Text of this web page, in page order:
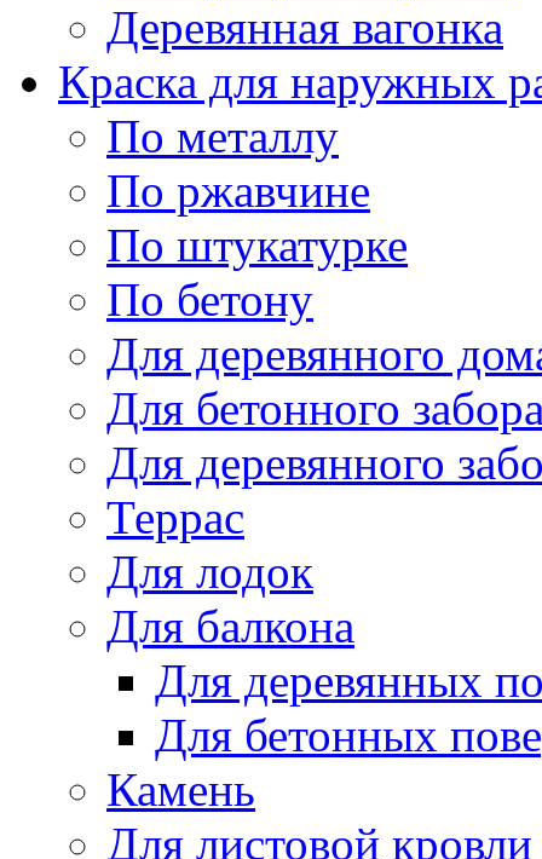
Деревянная вагонка
Краска для наружных
По металлу
По ржавчине
По штукатурке
По бетону
Для деревянного
Для бетонного
Для деревянного
Террас
Для лодок
Для балкона
Для деревянных
Для бетонных
Камень
Для листовой кровли